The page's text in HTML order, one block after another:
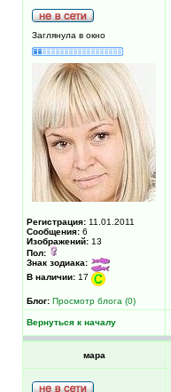
Заглянула в окно
Регистрация: 11.01.2011
Сообщения: 6
Изображений: 13
Пол:
Знак зодиака:
В наличии: 17
Блог: Просмотр блога (0)
Вернуться к началу
мара